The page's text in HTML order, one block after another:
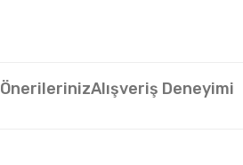
ÖnerilerinizAlışveriş Deneyimi